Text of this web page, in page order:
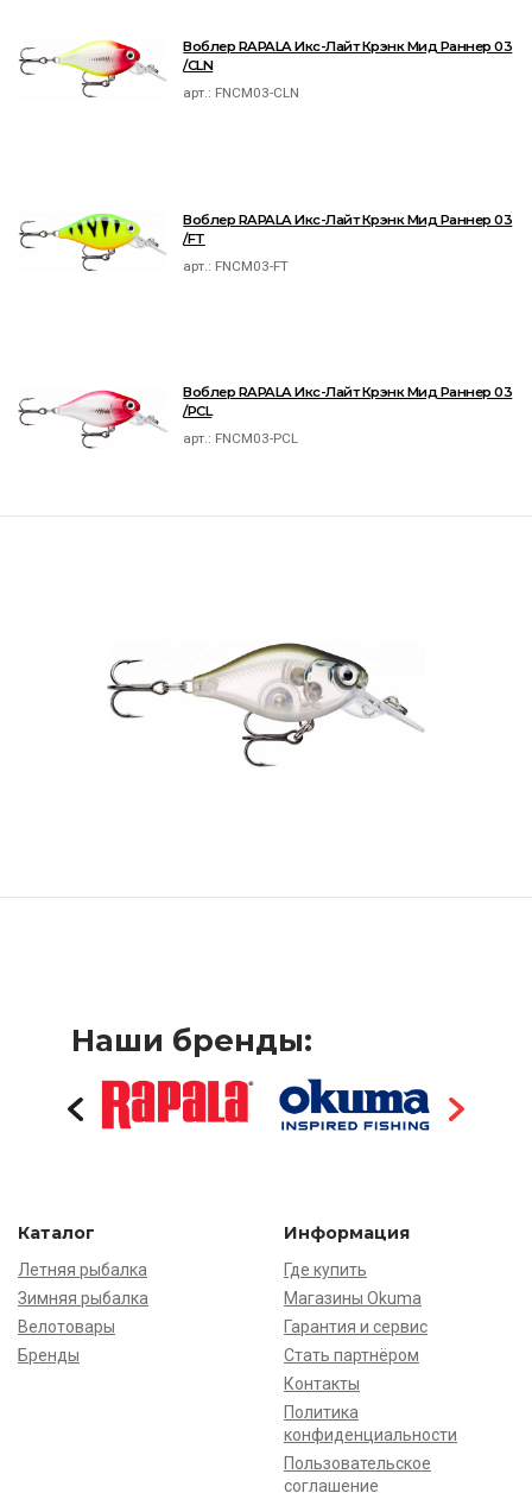
Воблер RAPALA Икс-Лайт Крэнк Мид Раннер 03
/CLN
арт.: FNCM03-CLN
Воблер RAPALA Икс-Лайт Крэнк Мид Раннер 03
/FT
арт.: FNCM03-FT
Воблер RAPALA Икс-Лайт Крэнк Мид Раннер 03
/PCL
арт.: FNCM03-PCL
Наши бренды:
Каталог
Летняя рыбалка
Зимняя рыбалка
Велотовары
Бренды
Информация
Где купить
Магазины Okuma
Гарантия и сервис
Стать партнёром
Контакты
Политика
конфиденциальности
Пользовательское
соглашение